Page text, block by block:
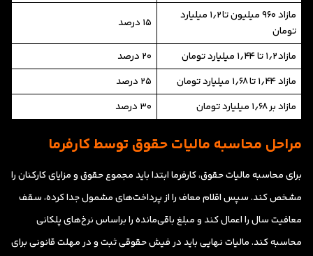
مازاد ۹۶۰ میلیون تا ۱٫۲ میلیارد
تومان
۱۵ درصد
مازاد ۱٫۲ تا ۱٫۴۴ میلیارد تومان
۲۰ درصد
مازاد ۱٫۴۴ تا ۱٫۶۸ میلیارد تومان
۲۵ درصد
مازاد بر ۱٫۶۸ میلیارد تومان
۳۰ درصد
مراحل محاسبه مالیات حقوق توسط کارفرما
برای محاسبه مالیات حقوق، کارفرما ابتدا باید مجموع حقوق و مزایای کارکنان را
مشخص کند. سپس اقلام معاف را از پرداخت‌های مشمول جدا کرده، سقف
معافیت سال را اعمال کند و مبلغ باقی‌مانده را براساس نرخ‌های پلکانی
محاسبه کند. مالیات نهایی باید در فیش حقوقی ثبت و در مهلت قانونی برای